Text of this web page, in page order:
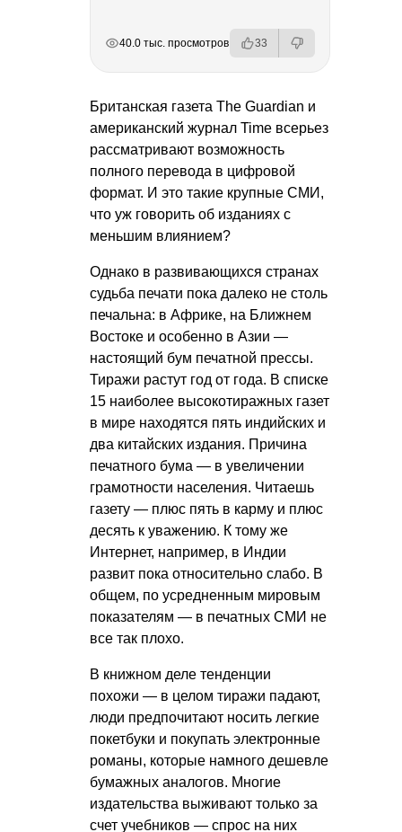
40.0 тыс. просмотров 33
Британская газета The Guardian и
американский журнал Time всерьез
рассматривают возможность
полного перевода в цифровой
формат. И это такие крупные СМИ,
что уж говорить об изданиях с
меньшим влиянием?
Однако в развивающихся странах
судьба печати пока далеко не столь
печальна: в Африке, на Ближнем
Востоке и особенно в Азии —
настоящий бум печатной прессы.
Тиражи растут год от года. В списке
15 наиболее высокотиражных газет
в мире находятся пять индийских и
два китайских издания. Причина
печатного бума — в увеличении
грамотности населения. Читаешь
газету — плюс пять в карму и плюс
десять к уважению. К тому же
Интернет, например, в Индии
развит пока относительно слабо. В
общем, по усредненным мировым
показателям — в печатных СМИ не
все так плохо.
В книжном деле тенденции
похожи — в целом тиражи падают,
люди предпочитают носить легкие
покетбуки и покупать электронные
романы, которые намного дешевле
бумажных аналогов. Многие
издательства выживают только за
счет учебников — спрос на них